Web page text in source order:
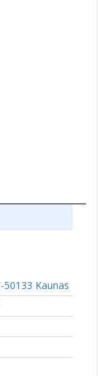
Kaunas